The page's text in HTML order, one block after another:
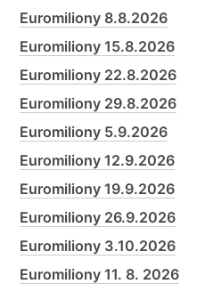
Euromiliony 8.8.2026
Euromiliony 15.8.2026
Euromiliony 22.8.2026
Euromiliony 29.8.2026
Euromiliony 5.9.2026
Euromiliony 12.9.2026
Euromiliony 19.9.2026
Euromiliony 26.9.2026
Euromiliony 3.10.2026
Euromiliony 11. 8. 2026